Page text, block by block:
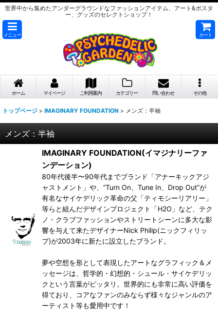
世界中から集めたアンダーグラウンドなファッションアイテム、アート&ポスタ
ー、グッズのセレクトショップ！
メニュー カート
ホーム マイページ ご利用案内 カテゴリー 問い合わせ その他
トップページ > IMAGINARY FOUNDATION > メンズ：半袖
メンズ：半袖
IMAGINARY FOUNDATION(イマジナリーファ
ンデーション)
80年代後半〜90年代までブランド「アナーキックアジ
ャストメント」や、“Turn On、Tune In、Drop Out”が
有名なサイケデリック革命の父「ティモシーリアリー」
等らと組んだデザインプロジェクト「H2O」など、テク
ノ・クラブファッションやストリートシーンに多大な影
響を与えて来たデザイナーNick Philip(ニックフィリッ
プ)が2003年に新たに設立したブランド。
夢や空想を形として表現したアートなグラフィック＆メ
ッセージは、哲学的・幻想的・シュール・サイケデリッ
クという言葉がピッタリ。世界的にも非常に高い評価を
得ており、コアなファンのみならず様々なジャンルのア
ーティスト等も愛用中です！